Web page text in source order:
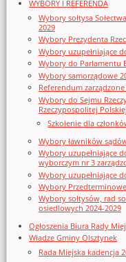
WYBORY I REFERENDA
Wybory sołtysa
2029
Wybory Prezydenta
Wybory uzupełniające
Wybory do Parlamentu
Wybory samorządowe
Referendum
Wybory do Sejmu
Rzeczypospolitej
Szkolenie dla
Wybory ławników
Wybory uzupełniające
wyborczym nr 3
Wybory uzupełniające
Wybory
Wybory sołtysów, rad
osiedlowych 2024-2029
Ogłoszenia Biura Rady
Władze Gminy Olsztynek
Rada Miejska kadencja